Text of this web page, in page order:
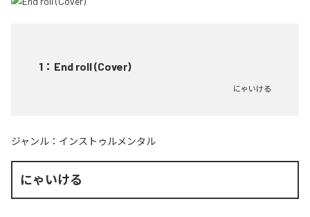
1 ： End roll (Cover)
にゃいける
ジャンル： インストゥルメンタル
にゃいける